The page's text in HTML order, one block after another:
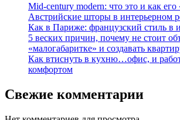
Mid-century modern: что это и как его
Австрийские шторы в интерьерном
Как в Париже: французский стиль в
5 веских причин, почему не стоит
«малогабаритке» и создавать
Как втиснуть в кухню…офис, и
комфортом
Свежие комментарии